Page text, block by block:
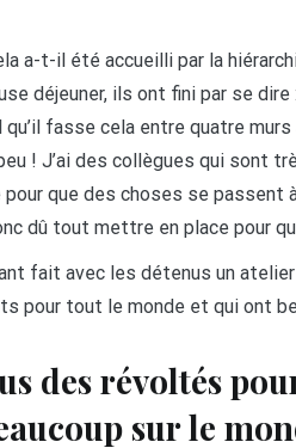
a-t-il été accueilli par la
déjeuner, ils ont fini par se
fasse cela entre quatre
! J’ai des collègues qui sont
que des choses se passent
dû tout mettre en place pour
fait avec les détenus un
pour tout le monde et qui ont
des révoltés
sur le